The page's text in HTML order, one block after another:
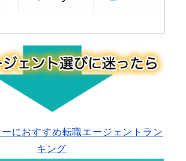
におすすめ転職エージェントラン
キング